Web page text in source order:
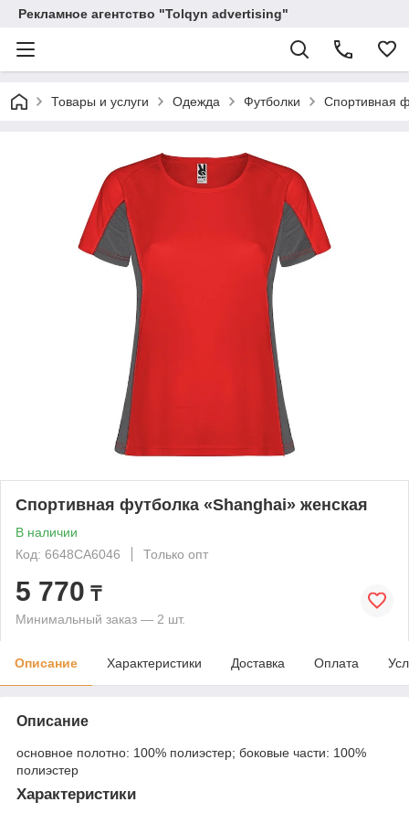
Рекламное агентство "Tolqyn advertising"
Товары и услуги Одежда Футболки Спортивная
Спортивная футболка «Shanghai» женская
В наличии
Код: 6648CA6046
Только опт
5 770 ₸
Минимальный заказ — 2 шт.
Описание Характеристики Доставка Оплата
Описание
основное полотно: 100% полиэстер; боковые части: 100%
полиэстер
Характеристики